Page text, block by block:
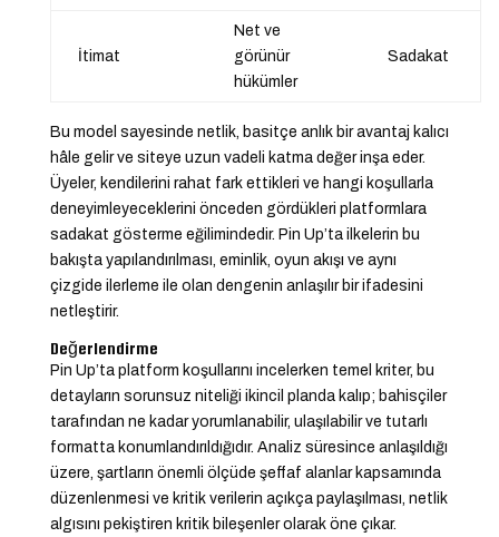
İtimat
Net ve
görünür
hükümler
Sadakat
Bu model sayesinde netlik, basitçe anlık bir avantaj kalıcı
hâle gelir ve siteye uzun vadeli katma değer inşa eder.
Üyeler, kendilerini rahat fark ettikleri ve hangi koşullarla
deneyimleyeceklerini önceden gördükleri platformlara
sadakat gösterme eğilimindedir. Pin Up’ta ilkelerin bu
bakışta yapılandırılması, eminlik, oyun akışı ve aynı
çizgide ilerleme ile olan dengenin anlaşılır bir ifadesini
netleştirir.
Değerlendirme
Pin Up’ta platform koşullarını incelerken temel kriter, bu
detayların sorunsuz niteliği ikincil planda kalıp; bahisçiler
tarafından ne kadar yorumlanabilir, ulaşılabilir ve tutarlı
formatta konumlandırıldığıdır. Analiz süresince anlaşıldığı
üzere, şartların önemli ölçüde şeffaf alanlar kapsamında
düzenlenmesi ve kritik verilerin açıkça paylaşılması, netlik
algısını pekiştiren kritik bileşenler olarak öne çıkar.